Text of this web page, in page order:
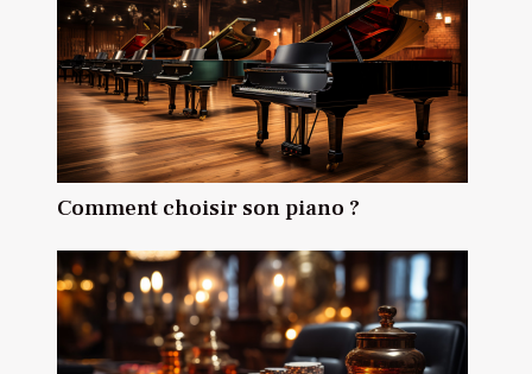
Comment choisir son piano ?